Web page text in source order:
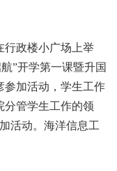
行政楼小广场上举
”开学第一课暨升国
参加活动，学生工作
分管学生工作的领
活动。海洋信息工